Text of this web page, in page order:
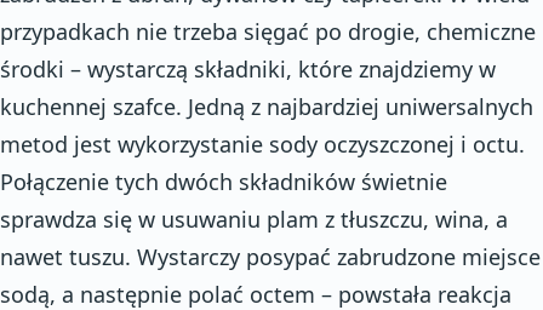
przypadkach nie trzeba sięgać po drogie, chemiczne
środki – wystarczą składniki, które znajdziemy w
kuchennej szafce. Jedną z najbardziej uniwersalnych
metod jest wykorzystanie sody oczyszczonej i octu.
Połączenie tych dwóch składników świetnie
sprawdza się w usuwaniu plam z tłuszczu, wina, a
nawet tuszu. Wystarczy posypać zabrudzone miejsce
sodą, a następnie polać octem – powstała reakcja